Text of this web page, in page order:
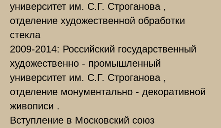
университет им. С.Г. Строганова ,
отделение художественной обработки
стекла
2009-2014: Российский государственный
художественно - промышленный
университет им. С.Г. Строганова ,
отделение монументально - декоративной
живописи .
Вступление в Московский союз